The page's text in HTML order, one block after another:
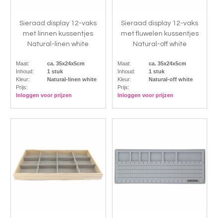
Sieraad display 12-vaks
met linnen kussentjes
Natural-linen white
Maat:
ca. 35x24x5cm
Inhoud:
1 stuk
Kleur:
Natural-linen white
Prijs:
Inloggen voor prijzen
Sieraad display 12-vaks
met fluwelen kussentjes
Natural-off white
Maat:
ca. 35x24x5cm
Inhoud:
1 stuk
Kleur:
Natural-off white
Prijs:
Inloggen voor prijzen